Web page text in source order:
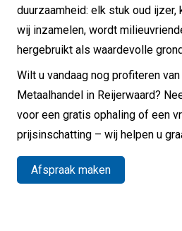
duurzaamheid: elk stuk oud ijzer,
wij inzamelen, wordt
hergebruikt als waardevolle
Wilt u vandaag nog profiteren
Metaalhandel in Reijerwaard?
voor een gratis ophaling of een
prijsinschatting – wij helpen u
Afspraak maken